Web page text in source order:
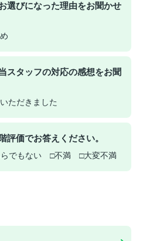
選びになった理由をお聞かせ
スタッフの対応の感想をお聞
ただきました
評価でお答えください。
でもない □不満 □大変不満